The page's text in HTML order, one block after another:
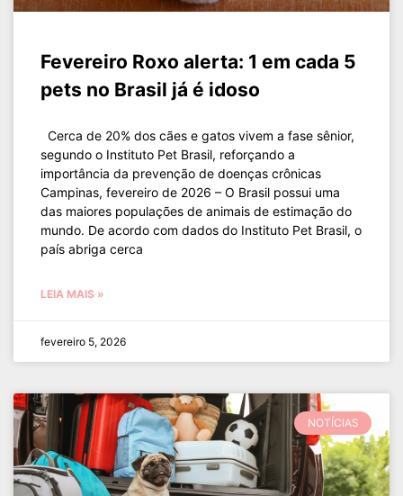
Fevereiro Roxo alerta: 1 em cada 5
pets no Brasil já é idoso
Cerca de 20% dos cães e gatos vivem a fase sênior,
segundo o Instituto Pet Brasil, reforçando a
importância da prevenção de doenças crônicas
Campinas, fevereiro de 2026 – O Brasil possui uma
das maiores populações de animais de estimação do
mundo. De acordo com dados do Instituto Pet Brasil, o
país abriga cerca
LEIA MAIS »
fevereiro 5, 2026
NOTÍCIAS